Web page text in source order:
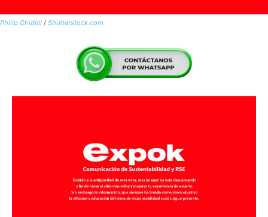
Philip Chidell /Shutterstock.com